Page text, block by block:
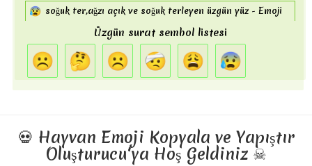
🐲 ejderha , peri masalı , ejderha yüzü , yüz - Emoji
peri masalı , ejderha - Emoji
🦕 brontosaurus , brachiosaurus , diplodocus , sauropod -
Emoji
🐋 balina , balina2 - Emoji
flipper , yunus - Emoji
😰 soğuk ter,ağzı açık ve soğuk terleyen üzgün yüz - Emoji
Üzgün ​​surat sembol listesi
☹ 🤔 ☹️ 🤕 😩 😰
💀 Hayvan Emoji Kopyala ve Yapıştır
Oluşturucu'ya Hoş Geldiniz ☠